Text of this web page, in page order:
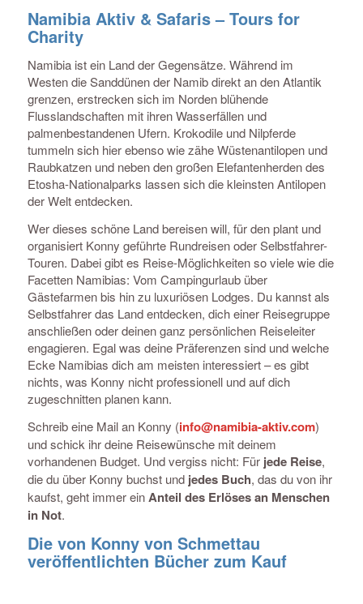
Namibia Aktiv & Safaris – Tours for
Charity
Namibia ist ein Land der Gegensätze. Während im
Westen die Sanddünen der Namib direkt an den Atlantik
grenzen, erstrecken sich im Norden blühende
Flusslandschaften mit ihren Wasserfällen und
palmenbestandenen Ufern. Krokodile und Nilpferde
tummeln sich hier ebenso wie zähe Wüstenantilopen und
Raubkatzen und neben den großen Elefantenherden des
Etosha-Nationalparks lassen sich die kleinsten Antilopen
der Welt entdecken.
Wer dieses schöne Land bereisen will, für den plant und
organisiert Konny geführte Rundreisen oder Selbstfahrer-
Touren. Dabei gibt es Reise-Möglichkeiten so viele wie die
Facetten Namibias: Vom Campingurlaub über
Gästefarmen bis hin zu luxuriösen Lodges. Du kannst als
Selbstfahrer das Land entdecken, dich einer Reisegruppe
anschließen oder deinen ganz persönlichen Reiseleiter
engagieren. Egal was deine Präferenzen sind und welche
Ecke Namibias dich am meisten interessiert – es gibt
nichts, was Konny nicht professionell und auf dich
zugeschnitten planen kann.
Schreib eine Mail an Konny (info@namibia-aktiv.com)
und schick ihr deine Reisewünsche mit deinem
vorhandenen Budget. Und vergiss nicht: Für jede Reise,
die du über Konny buchst und jedes Buch, das du von ihr
kaufst, geht immer einAnteil des Erlöses an Menschen
in Not.
Die von Konny von Schmettau
veröffentlichten Bücher zum Kauf